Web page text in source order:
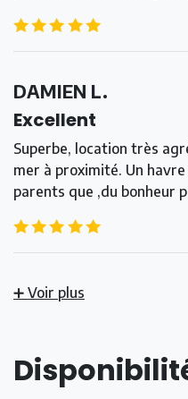
➕ Voir plus
DAMIEN L.
Excellent
Superbe, location très
mer à proximité. Un
parents que ,du bonheur